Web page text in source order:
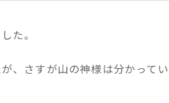
た。
、さすが山の神様は分かってい